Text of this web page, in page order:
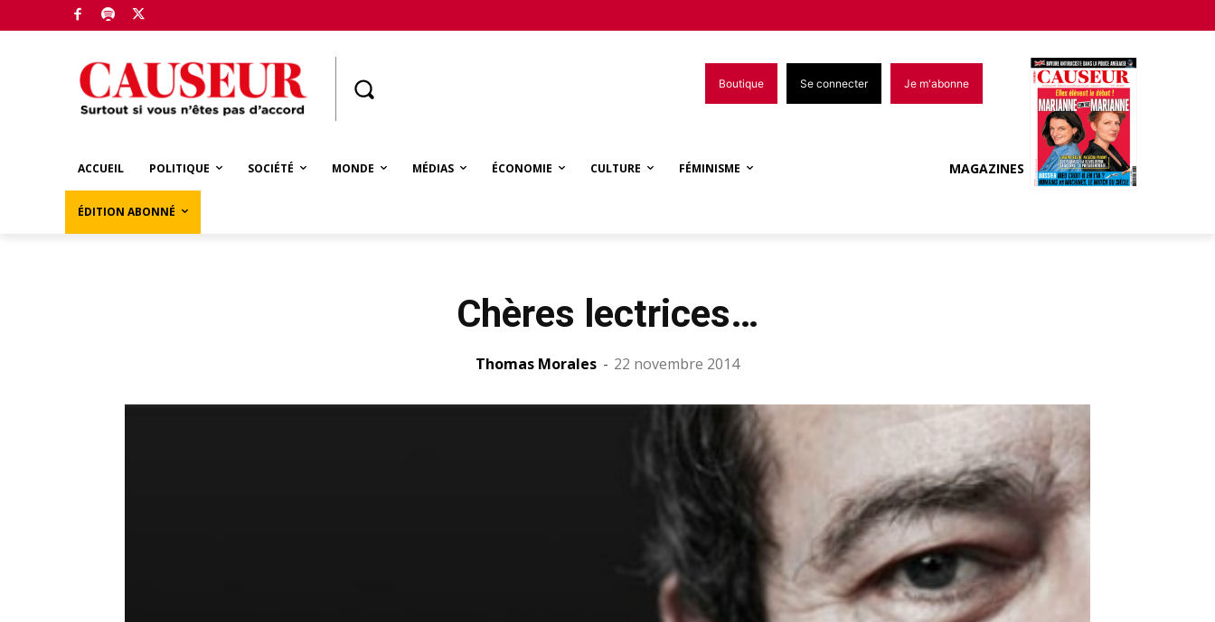
Boutique Se connecter Je m'abonne
ACCUEIL POLITIQUE SOCIÉTÉ MONDE MÉDIAS ÉCONOMIE CULTURE FÉMINISME
ÉDITION ABONNÉ
MAGAZINES
Chères lectrices…
Thomas Morales - 22 novembre 2014